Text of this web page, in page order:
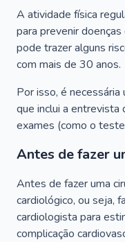
A atividade física
para prevenir
pode trazer alguns
com mais de 30 anos.
Por isso, é
que inclui a entrevista
exames (como o
Antes de fazer
Antes de fazer uma
cardiológico, ou seja,
cardiologista para
complicação